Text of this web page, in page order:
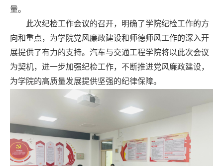
量。
此次纪检工作会议的召开，明确了学院纪检工作的方
向和重点，为学院党风廉政建设和师德师风工作的深入开
展提供了有力的支持。 汽车与交通工程学院将以此次会议
为契机，进一步加强纪检工作，不断推进党风廉政建设，
为学院的高质量发展提供坚强的纪律保障。